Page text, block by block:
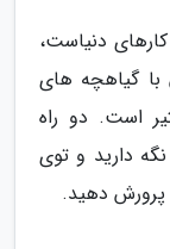
دنیاست،
گیاهچه های
است. دو راه
دارید و توی
پرورش دهید.